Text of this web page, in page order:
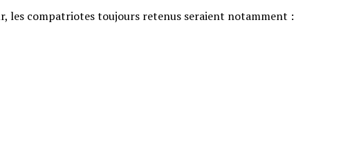
les compatriotes toujours retenus seraient notamment :